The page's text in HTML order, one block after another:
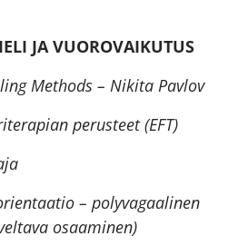
JA VUOROVAIKUTUS
Methods – Nikita Pavlov
perusteet (EFT)
– polyvagaalinen
osaaminen)